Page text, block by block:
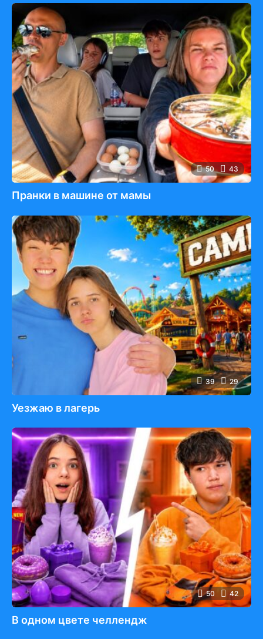
50 43
Пранки в машине от мамы
39 29
Уезжаю в лагерь
50 42
В одном цвете челлендж